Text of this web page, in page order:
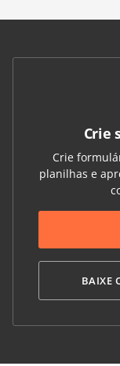
Crie
Crie
planilhas e
BAIXE